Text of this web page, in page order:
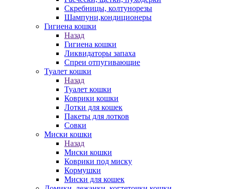
Скребницы, колтунорезы
Шампуни,кондиционеры
Гигиена кошки
Назад
Гигиена кошки
Ликвидаторы запаха
Спреи отпугивающие
Туалет кошки
Назад
Туалет кошки
Коврики кошки
Лотки для кошек
Пакеты для лотков
Совки
Миски кошки
Назад
Миски кошки
Коврики под миску
Кормушки
Миски для кошек